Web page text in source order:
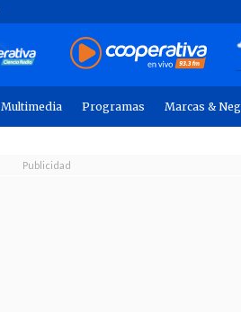
Multimedia Programas Marcas &